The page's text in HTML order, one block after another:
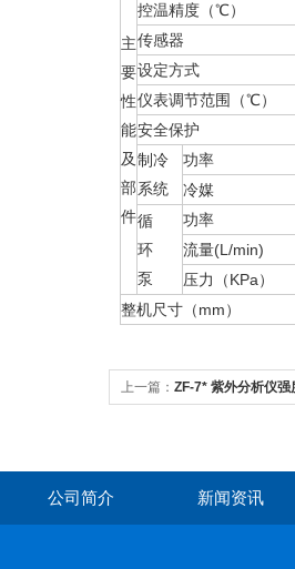
主
要
性
能
及
部
件
控温精度（℃）
传感器
设定方式
仪表调节范围（℃）
安全保护
制冷
系统
功率
冷媒
循
环
泵
功率
流量(L/min)
压力（KPa）
整机尺寸（mm）
上一篇： ZF-7* 紫外分析仪强
公司简介 新闻资讯